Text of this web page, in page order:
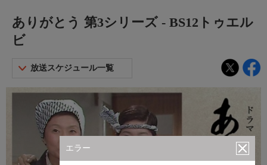
エラー
ありがとう 第3シリーズ - BS12トゥエル
ビ
放送スケジュール一覧